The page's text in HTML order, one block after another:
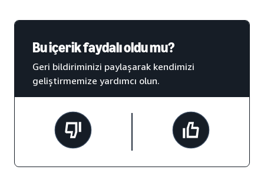
Bu içerik faydalı oldu mu?
Geri bildiriminizi paylaşarak kendimizi
geliştirmemize yardımcı olun.